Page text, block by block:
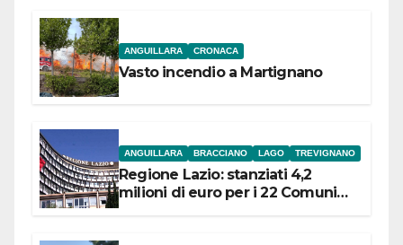
ANGUILLARA CRONACA
Vasto incendio a Martignano
ANGUILLARA BRACCIANO LAGO TREVIGNANO
Regione Lazio: stanziati 4,2
milioni di euro per i 22 Comuni